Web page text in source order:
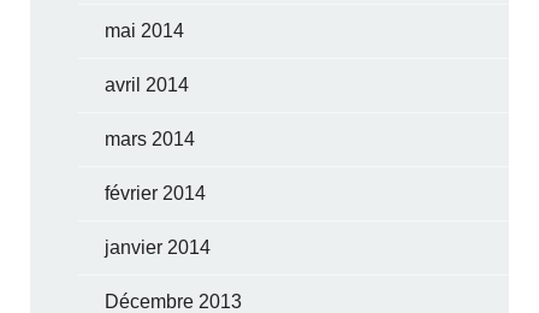
mai 2014
avril 2014
mars 2014
février 2014
janvier 2014
Décembre 2013